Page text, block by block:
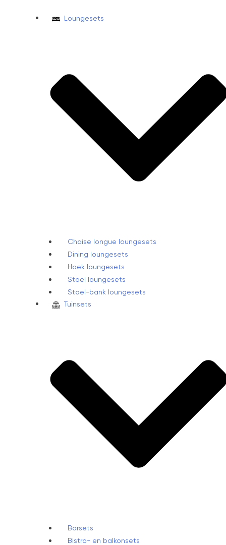
Loungesets
Chaise longue loungesets
Dining loungesets
Hoek loungesets
Stoel loungesets
Stoel-bank loungesets
Tuinsets
Barsets
Bistro- en balkonsets